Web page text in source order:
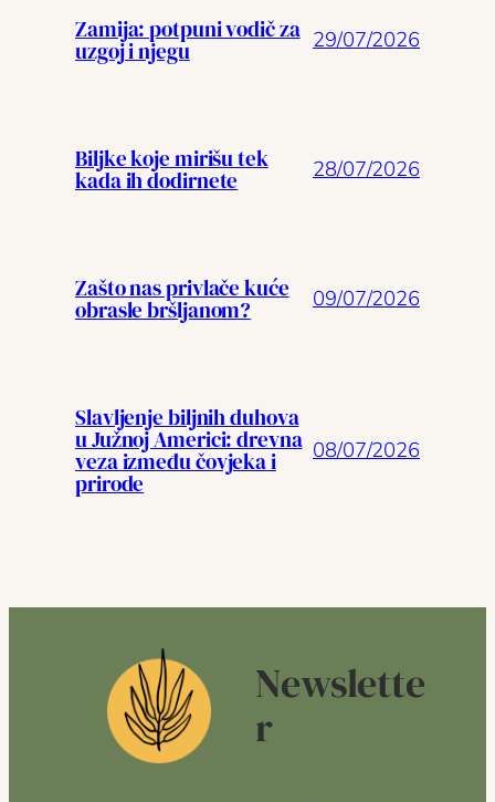
Zamija: potpuni vodič za
uzgoj i njegu
29/07/2026
Biljke koje mirišu tek
kada ih dodirnete
28/07/2026
Zašto nas privlače kuće
obrasle bršljanom?
09/07/2026
Slavljenje biljnih duhova
u Južnoj Americi: drevna
veza između čovjeka i
prirode
08/07/2026
Newslette
r